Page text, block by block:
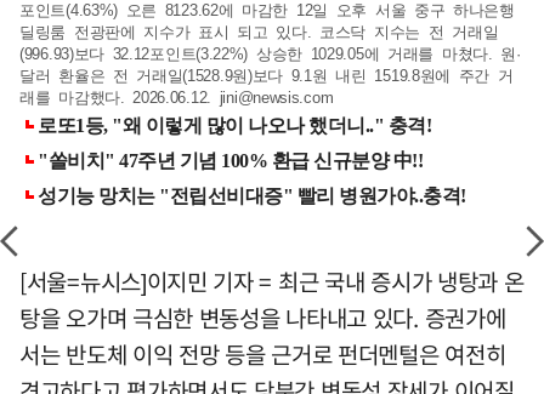
포인트(4.63%) 오른 8123.62에 마감한 12일 오후 서울 중구 하나은행
딜링룸 전광판에 지수가 표시 되고 있다. 코스닥 지수는 전 거래일
(996.93)보다 32.12포인트(3.22%) 상승한 1029.05에 거래를 마쳤다. 원·
달러 환율은 전 거래일(1528.9원)보다 9.1원 내린 1519.8원에 주간 거
래를 마감했다. 2026.06.12. jini@newsis.com
[서울=뉴시스]이지민 기자 = 최근 국내 증시가 냉탕과 온
탕을 오가며 극심한 변동성을 나타내고 있다. 증권가에
서는 반도체 이익 전망 등을 근거로 펀더멘털은 여전히